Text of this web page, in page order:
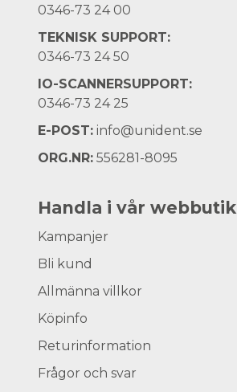
0346-73 24 00
TEKNISK SUPPORT:
0346-73 24 50
IO-SCANNERSUPPORT:
0346-73 24 25
E-POST: info@unident.se
ORG.NR: 556281-8095
Handla i vår webbutik
Kampanjer
Bli kund
Allmänna villkor
Köpinfo
Returinformation
Frågor och svar